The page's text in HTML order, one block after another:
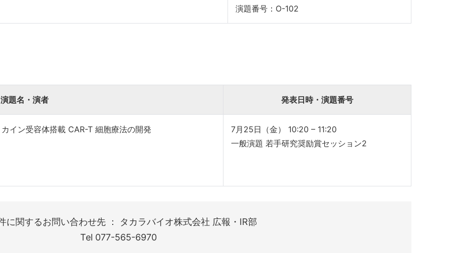
演題番号：O-102
演題名・演者 発表日時・演題番号
イン受容体搭載 CAR-T 細胞療法の開発
7月25日（金） 10:20 – 11:20
一般演題 若手研究奨励賞セッション2
に関するお問い合わせ先 ： タカラバイオ株式会社 広報・IR部
Tel 077-565-6970